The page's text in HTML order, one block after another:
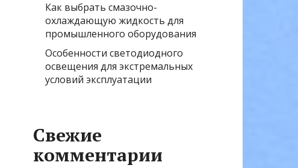
Как выбрать смазочно-
охлаждающую жидкость для
промышленного оборудования
Особенности светодиодного
освещения для экстремальных
условий эксплуатации
Свежие
комментарии